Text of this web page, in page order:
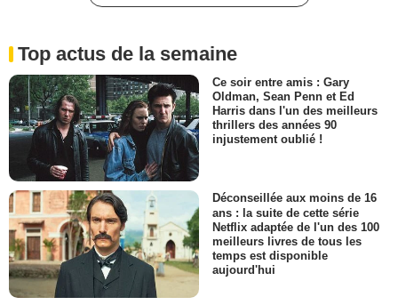
Top actus de la semaine
Ce soir entre amis : Gary
Oldman, Sean Penn et Ed
Harris dans l'un des meilleurs
thrillers des années 90
injustement oublié !
Déconseillée aux moins de 16
ans : la suite de cette série
Netflix adaptée de l'un des 100
meilleurs livres de tous les
temps est disponible
aujourd'hui